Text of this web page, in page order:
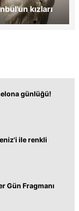
kızları
günlüğü!
ile renkli
Gün Fragmanı